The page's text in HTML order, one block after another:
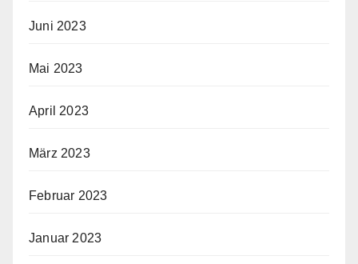
Juni 2023
Mai 2023
April 2023
März 2023
Februar 2023
Januar 2023